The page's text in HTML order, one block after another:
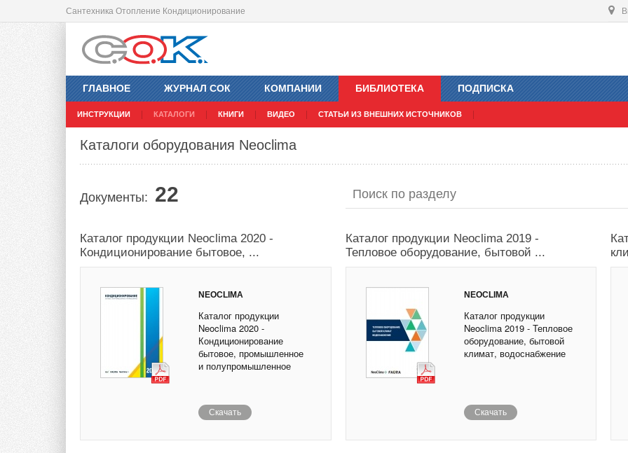
Сантехника Отопление Кондиционирование
ГЛАВНОЕ ЖУРНАЛ СОК КОМПАНИИ БИБЛИОТЕКА
ИНСТРУКЦИИ КАТАЛОГИ КНИГИ ВИДЕО СТАТЬИ ИЗ ВНЕШНИХ ИСТОЧНИКОВ
ПОДПИСКА
Каталоги оборудования Neoclima
Документы: 22
Каталог продукции Neoclima 2020 -
Кондиционирование бытовое, ...
NEOCLIMA
Каталог продукции
Neoclima 2020 -
Кондиционирование
бытовое, промышленное
и полупромышленное
Скачать
Каталог продукции Neoclima 2019 -
Тепловое оборудование, бытовой ...
NEOCLIMA
Каталог продукции
Neoclima 2019 - Тепловое
оборудование, бытовой
климат, водоснабжение
Скачать